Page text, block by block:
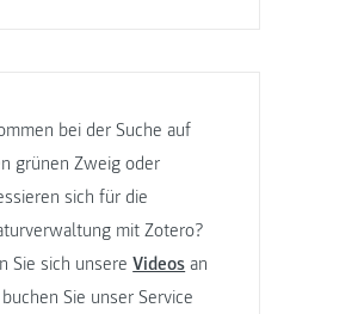
bei der Suche auf
grünen Zweig oder
sich für die
mit Zotero?
Sie sich unsereVideos an
Sie unser Service